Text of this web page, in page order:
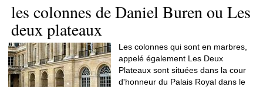
les colonnes de Daniel Buren ou Les
deux plateaux
Les colonnes qui sont en marbres,
appelé également Les Deux
Plateaux sont situées dans la cour
d'honneur du Palais Royal dans le